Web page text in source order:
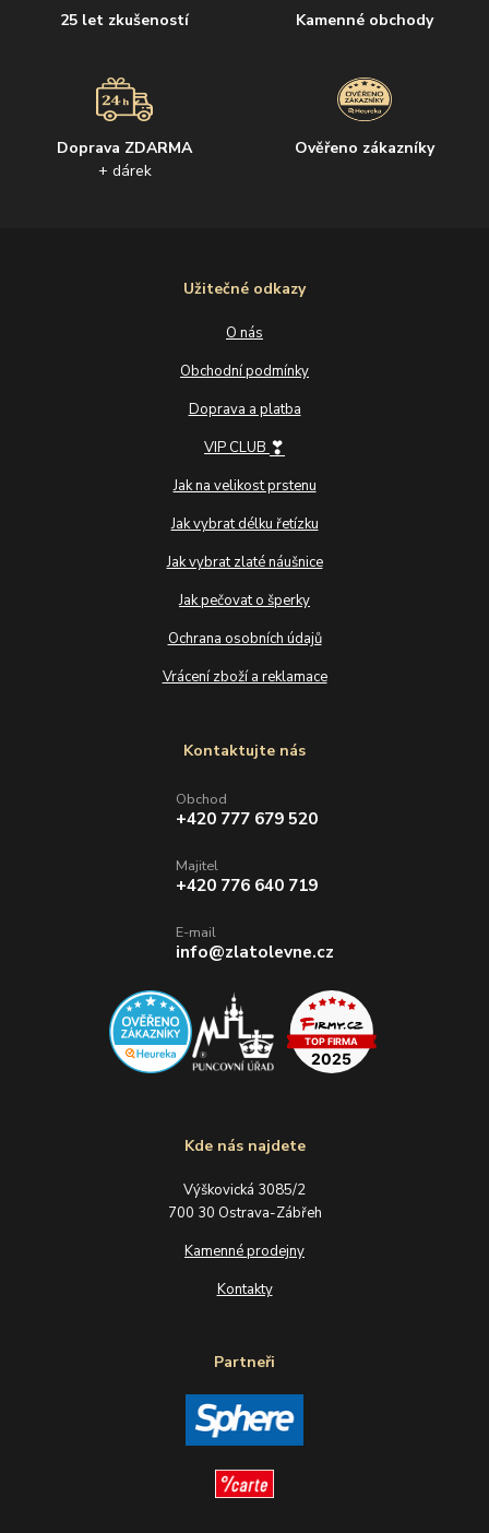
25 let zkušeností Kamenné obchody
Doprava ZDARMA
+ dárek
Ověřeno zákazníky
Užitečné odkazy
O nás
Obchodní podmínky
Doprava a platba
VIP CLUB ❣
Jak na velikost prstenu
Jak vybrat délku řetízku
Jak vybrat zlaté náušnice
Jak pečovat o šperky
Ochrana osobních údajů
Vrácení zboží a reklamace
Kde nás najdete
Výškovická 3085/2
700 30 Ostrava-Zábřeh
Kamenné prodejny
Kontakty
Partneři
Kontaktujte nás
Obchod
+420 777 679 520
Majitel
+420 776 640 719
E-mail
info@zlatolevne.cz